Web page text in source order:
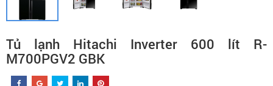
Tủ lạnh Hitachi Inverter 600 lít R-
M700PGV2 GBK